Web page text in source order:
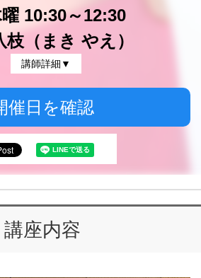
10:30～12:30
枝（まき やえ）
講師詳細▼
催日を確認
講座内容